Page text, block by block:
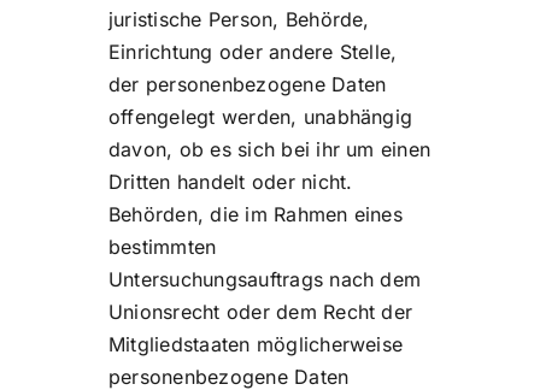
juristische Person, Behörde,
Einrichtung oder andere Stelle,
der personenbezogene Daten
offengelegt werden, unabhängig
davon, ob es sich bei ihr um einen
Dritten handelt oder nicht.
Behörden, die im Rahmen eines
bestimmten
Untersuchungsauftrags nach dem
Unionsrecht oder dem Recht der
Mitgliedstaaten möglicherweise
personenbezogene Daten